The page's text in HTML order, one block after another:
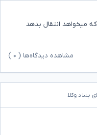
میخواهد انتقال بدهد
مشاهده دیدگاه‌ها ( ۰
بنیاد وکلا